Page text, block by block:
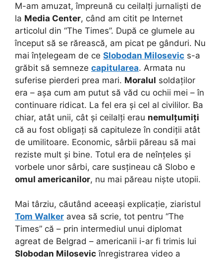
M-am amuzat, împreună cu ceilalți jurnaliști de
la Media Center, când am citit pe Internet
articolul din “The Times”. După ce glumele au
început să se rărească, am picat pe gânduri. Nu
mai înțelegeam de ce Slobodan Milosevic s-a
grăbit să semneze capitularea. Armata nu
suferise pierderi prea mari. Moralul soldaților
era – așa cum am putut să văd cu ochii mei – în
continuare ridicat. La fel era și cel al civililor. Ba
chiar, atât unii, cât și ceilalți erau nemulțumiți
că au fost obligați să capituleze în condiții atât
de umilitoare. Economic, sârbii păreau să mai
reziste mult și bine. Totul era de neînțeles și
vorbele unor sârbi, care susțineau că Slobo e
omul americanilor, nu mai păreau niște utopii.
Mai târziu, căutând aceeași explicație, ziaristul
Tom Walker avea să scrie, tot pentru “The
Times” că – prin intermediul unui diplomat
agreat de Belgrad – americanii i-ar fi trimis lui
Slobodan Milosevic înregistrarea video a